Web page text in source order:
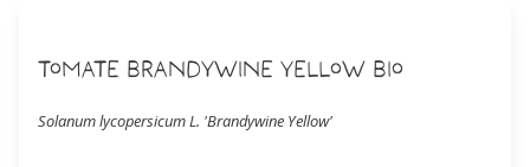
Tomate Brandywine Yellow Bio
Solanum lycopersicum L. 'Brandywine Yellow'